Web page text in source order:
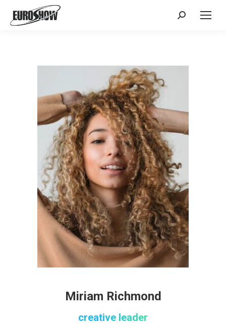
Поиск:
Miriam Richmond
creative leader